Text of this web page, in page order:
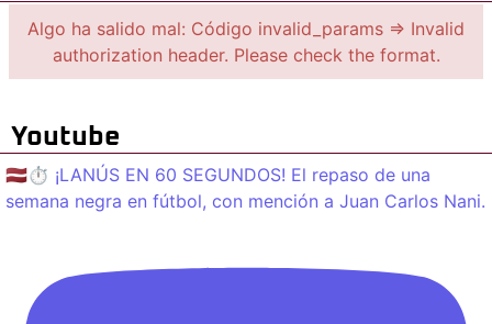
Algo ha salido mal: Código invalid_params => Invalid
authorization header. Please check the format.
Youtube
🇱🇻⏱️ ¡LANÚS EN 60 SEGUNDOS! El repaso de una
semana negra en fútbol, con mención a Juan Carlos Nani.